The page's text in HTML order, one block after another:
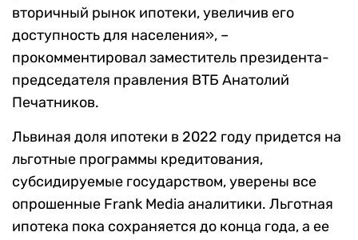
вторичный рынок ипотеки, увеличив его
доступность для населения», –
прокомментировал заместитель президента-
председателя правления ВТБ Анатолий
Печатников.
Львиная доля ипотеки в 2022 году придется на
льготные программы кредитования,
субсидируемые государством, уверены все
опрошенные Frank Media аналитики. Льготная
ипотека пока сохраняется до конца года, а ее